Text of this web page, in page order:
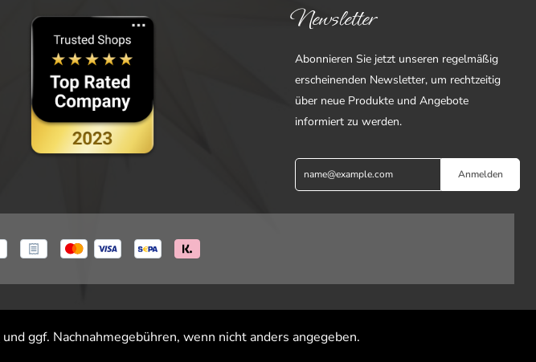
Newsletter
Abonnieren Sie jetzt unseren regelmäßig
erscheinenden Newsletter, um rechtzeitig
über neue Produkte und Angebote
informiert zu werden.
Anmelden
und ggf. Nachnahmegebühren, wenn nicht anders angegeben.